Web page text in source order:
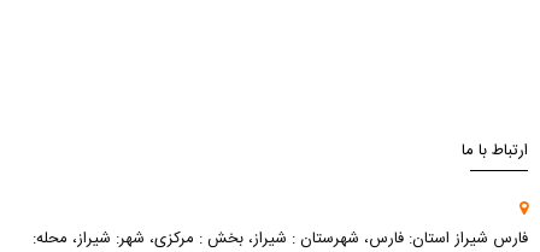
ارتباط با ما
فارس شیراز استان: فارس، شهرستان : شیراز، بخش : مرکزی، شهر: شیراز، محله: